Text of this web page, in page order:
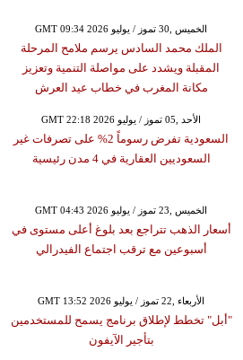
GMT 09:34 2026 الخميس ,30 تموز / يوليو
الملك محمد السادس يرسم ملامح المرحلة
المقبلة ويشدد على مواصلة التنمية وتعزيز
مكانة المغرب في خطاب عيد العرش
GMT 22:18 2026 الأحد ,05 تموز / يوليو
السعودية تفرض رسوماً 2% على تصرفات غير
السعوديين العقارية في 4 مدن رئيسية
GMT 04:43 2026 الخميس ,23 تموز / يوليو
أسعار الذهب تتراجع بعد بلوغ أعلى مستوى في
أسبوعين مع ترقب اجتماع الفيدرالي
GMT 13:52 2026 الأربعاء ,22 تموز / يوليو
"أبل" تخطط لإطلاق برنامج يسمح للمستخدمين
بتأجير الآيفون